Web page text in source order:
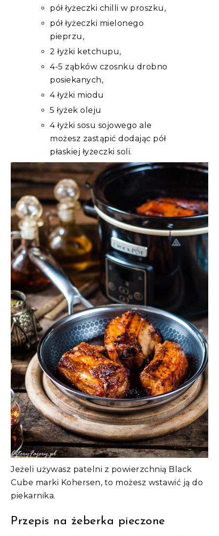
pół łyżeczki chilli w proszku,
pół łyżeczki mielonego
pieprzu,
2 łyżki ketchupu,
4-5 ząbków czosnku drobno
posiekanych,
4 łyżki miodu
5 łyżek oleju
4 łyżki sosu sojowego ale
możesz zastąpić dodając pół
płaskiej łyżeczki soli.
Jeżeli używasz patelni z powierzchnią Black
Cube marki Kohersen, to możesz wstawić ją do
piekarnika.
Przepis na żeberka pieczone